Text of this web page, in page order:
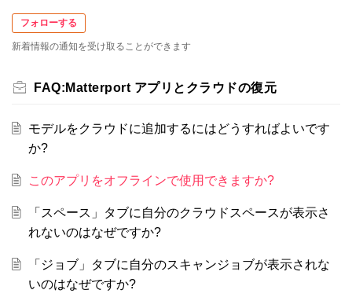
フォローする
新着情報の通知を受け取ることができます
FAQ:Matterport アプリとクラウドの復元
モデルをクラウドに追加するにはどうすればよいです
か?
このアプリをオフラインで使用できますか?
「スペース」タブに自分のクラウドスペースが表示さ
れないのはなぜですか?
「ジョブ」タブに自分のスキャンジョブが表示されな
いのはなぜですか?